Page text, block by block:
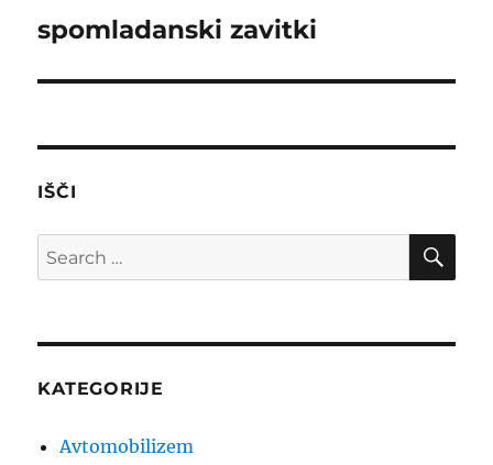
Next
spomladanski zavitki
IŠČI
Search
for:
KATEGORIJE
Avtomobilizem